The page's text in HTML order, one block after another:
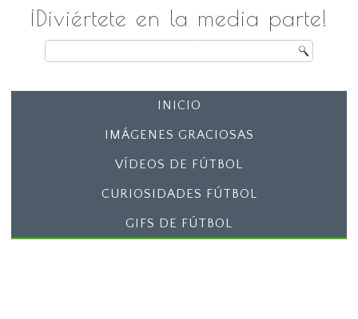
¡Diviértete en la media parte!
INICIO
IMÁGENES GRACIOSAS
VÍDEOS DE FÚTBOL
CURIOSIDADES FÚTBOL
GIFS DE FÚTBOL